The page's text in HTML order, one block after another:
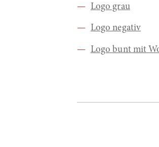
Logo grau
Logo negativ
Logo bunt mit